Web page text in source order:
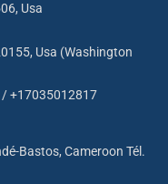
Usa
Usa (Washington
+17035012817
Bastos, Cameroon Tél.